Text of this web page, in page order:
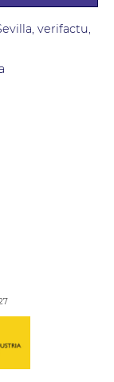
, verifactu,